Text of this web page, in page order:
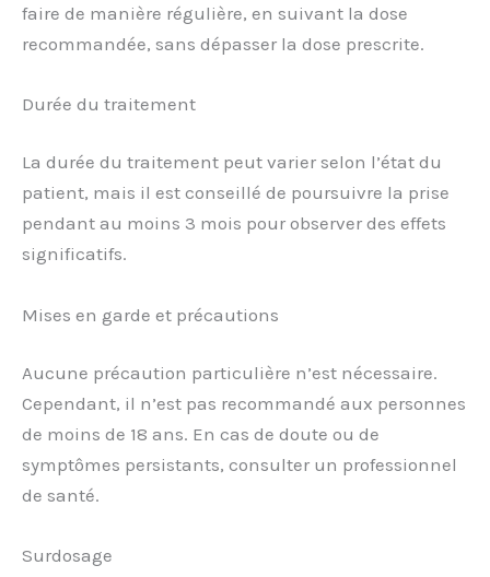
faire de manière régulière, en suivant la dose
recommandée, sans dépasser la dose prescrite.
Durée du traitement
La durée du traitement peut varier selon l’état du
patient, mais il est conseillé de poursuivre la prise
pendant au moins 3 mois pour observer des effets
significatifs.
Mises en garde et précautions
Aucune précaution particulière n’est nécessaire.
Cependant, il n’est pas recommandé aux personnes
de moins de 18 ans. En cas de doute ou de
symptômes persistants, consulter un professionnel
de santé.
Surdosage